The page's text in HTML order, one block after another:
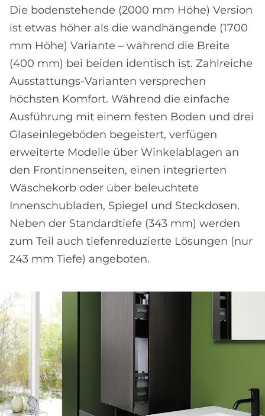
Die bodenstehende (2000 mm Höhe) Version
ist etwas höher als die wandhängende (1700
mm Höhe) Variante – während die Breite
(400 mm) bei beiden identisch ist. Zahlreiche
Ausstattungs-Varianten versprechen
höchsten Komfort. Während die einfache
Ausführung mit einem festen Boden und drei
Glaseinlegeböden begeistert, verfügen
erweiterte Modelle über Winkelablagen an
den Frontinnenseiten, einen integrierten
Wäschekorb oder über beleuchtete
Innenschubladen, Spiegel und Steckdosen.
Neben der Standardtiefe (343 mm) werden
zum Teil auch tiefenreduzierte Lösungen (nur
243 mm Tiefe) angeboten.